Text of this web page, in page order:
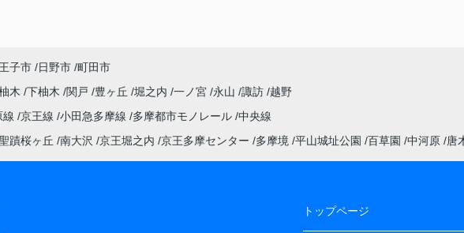
子市 日野市 町田市
木 下柚木 関戸 豊ヶ丘 堀之内 一ノ宮 永山 諏訪 越野
線 京王線 小田急多摩線 多摩都市モノレール 中央線
蹟桜ヶ丘 南大沢 京王堀之内 京王多摩センター 多摩境 平山城址公園 百草園 中河原 唐
トップページ